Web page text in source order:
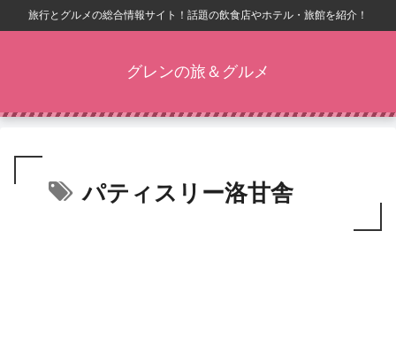
旅行とグルメの総合情報サイト！話題の飲食店やホテル・旅館を紹介！
グレンの旅＆グルメ
パティスリー洛甘舎